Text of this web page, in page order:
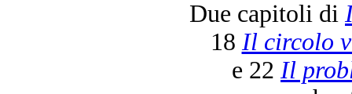
Due capitoli di
18 Il circolo
e 22 Il